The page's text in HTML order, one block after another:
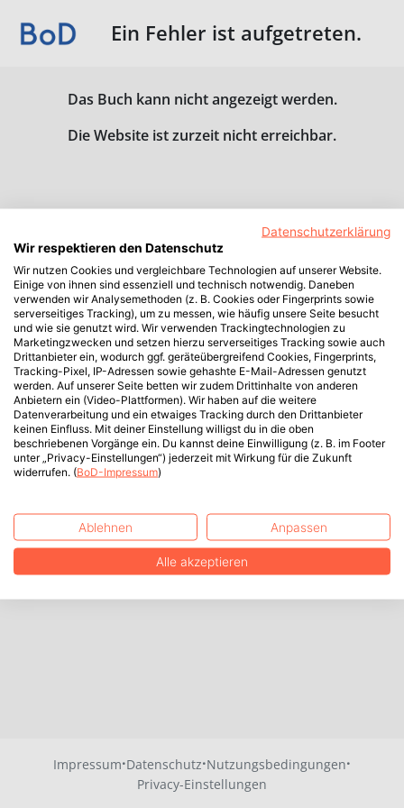
Ein Fehler ist aufgetreten.
Das Buch kann nicht angezeigt werden.
Die Website ist zurzeit nicht erreichbar.
Impressum·Datenschutz·Nutzungsbedingungen·
Privacy-Einstellungen
Datenschutzerklärung
Wir respektieren den Datenschutz
Wir nutzen Cookies und vergleichbare Technologien auf unserer Website.
Einige von ihnen sind essenziell und technisch notwendig. Daneben
verwenden wir Analysemethoden (z. B. Cookies oder Fingerprints sowie
serverseitiges Tracking), um zu messen, wie häufig unsere Seite besucht
und wie sie genutzt wird. Wir verwenden Trackingtechnologien zu
Marketingzwecken und setzen hierzu serverseitiges Tracking sowie auch
Drittanbieter ein, wodurch ggf. geräteübergreifend Cookies, Fingerprints,
Tracking-Pixel, IP-Adressen sowie gehashte E-Mail-Adressen genutzt
werden. Auf unserer Seite betten wir zudem Drittinhalte von anderen
Anbietern ein (Video-Plattformen). Wir haben auf die weitere
Datenverarbeitung und ein etwaiges Tracking durch den Drittanbieter
keinen Einfluss. Mit deiner Einstellung willigst du in die oben
beschriebenen Vorgänge ein. Du kannst deine Einwilligung (z. B. im Footer
unter „Privacy-Einstellungen“) jederzeit mit Wirkung für die Zukunft
widerrufen. (BoD-Impressum)
Ablehnen Anpassen
Alle akzeptieren